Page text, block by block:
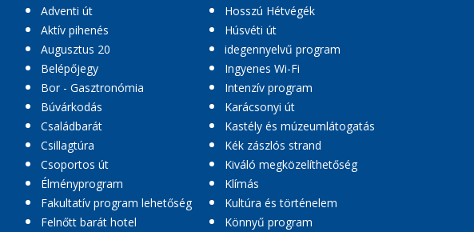
Adventi út
Aktív pihenés
Augusztus 20
Belépőjegy
Bor - Gasztronómia
Búvárkodás
Családbarát
Csillagtúra
Csoportos út
Élményprogram
Fakultatív program lehetőség
Felnőtt barát hotel
Hosszú Hétvégék
Húsvéti út
idegennyelvű program
Ingyenes Wi-Fi
Intenzív program
Karácsonyi út
Kastély és múzeumlátogatás
Kék zászlós strand
Kiváló megközelíthetőség
Klímás
Kultúra és történelem
Könnyű program